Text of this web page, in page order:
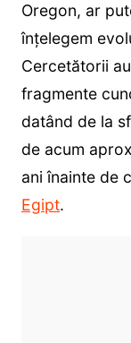
Oregon, ar
înțelegem
Cercetătorii
fragmente
datând de la
de acum
ani înainte de
Egipt.